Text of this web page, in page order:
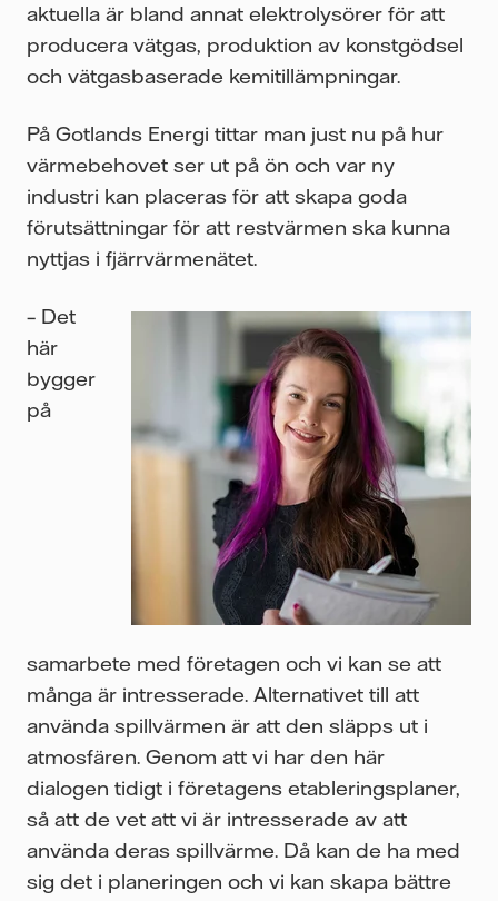
aktuella är bland annat elektrolysörer för att
producera vätgas, produktion av konstgödsel
och vätgasbaserade kemitillämpningar.
På Gotlands Energi tittar man just nu på hur
värmebehovet ser ut på ön och var ny
industri kan placeras för att skapa goda
förutsättningar för att restvärmen ska kunna
nyttjas i fjärrvärmenätet.
– Det
här
bygger
på
samarbete med företagen och vi kan se att
många är intresserade. Alternativet till att
använda spillvärmen är att den släpps ut i
atmosfären. Genom att vi har den här
dialogen tidigt i företagens etableringsplaner,
så att de vet att vi är intresserade av att
använda deras spillvärme. Då kan de ha med
sig det i planeringen och vi kan skapa bättre